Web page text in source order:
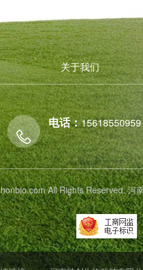
关于我们
电话：15618550959
All Rights Reserved. 河